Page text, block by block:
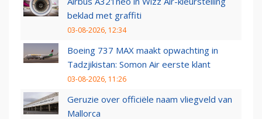
beklad met graffiti
03-08-2026, 12:34
Boeing 737 MAX maakt opwachting in
Tadzjikistan: Somon Air eerste klant
03-08-2026, 11:26
Geruzie over officiële naam vliegveld van
Mallorca